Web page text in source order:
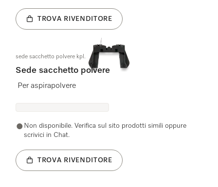
TROVA RIVENDITORE
sede sacchetto polvere kpl.
Sede sacchetto polvere
Per aspirapolvere
Non disponibile. Verifica sul sito prodotti simili oppure
scrivici in Chat.
TROVA RIVENDITORE